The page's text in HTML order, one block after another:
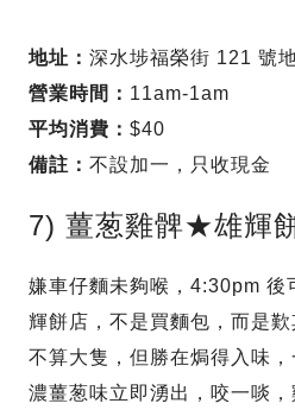
地址： 深水埗福榮街 121 號
營業時間： 11am-1am
平均消費： $40
備註： 不設加一，只收現金
7) 薑葱雞髀★雄輝
嫌車仔麵未夠喉，4:30pm 後
輝餅店，不是買麵包，而是
不算大隻，但勝在焗得入味
濃薑葱味立即湧出，咬一啖